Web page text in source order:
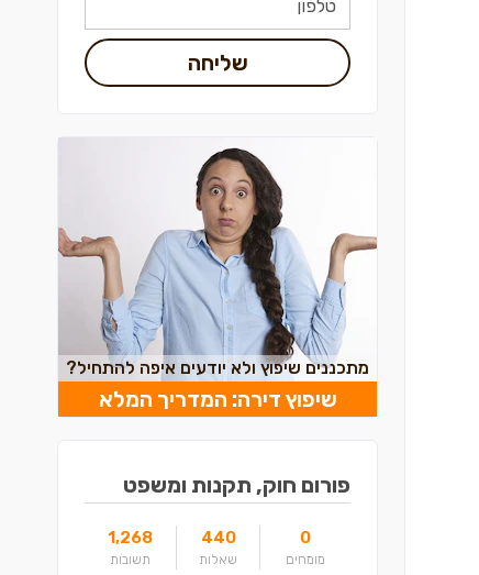
שליחה
מתכננים שיפוץ ולא יודעים איפה להתחיל?
שיפוץ דירה: המדריך המלא
פורום חוק, תקנות ומשפט
0
מומחים
440
שאלות
1,268
תשובות